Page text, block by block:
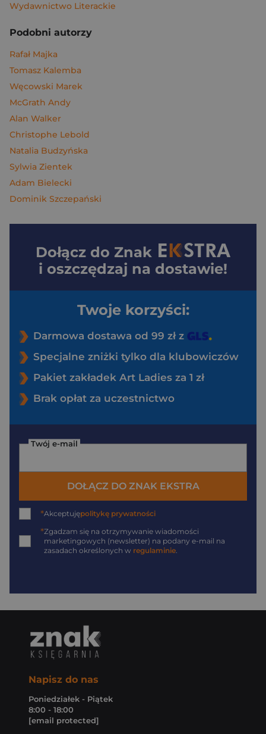
Wydawnictwo Literackie
Podobni autorzy
Rafał Majka
Tomasz Kalemba
Węcowski Marek
McGrath Andy
Alan Walker
Christophe Lebold
Natalia Budzyńska
Sylwia Zientek
Adam Bielecki
Dominik Szczepański
Dołącz do Znak
i oszczędzaj na dostawie!
Twoje korzyści:
Darmowa dostawa od 99 zł z
Specjalne zniżki tylko dla klubowiczów
Pakiet zakładek Art Ladies za 1 zł
Brak opłat za uczestnictwo
Twój e-mail
DOŁĄCZ DO ZNAK EKSTRA
*Akceptujępolitykę prywatności
*Zgadzam się na otrzymywanie wiadomości
marketingowych (newsletter) na podany e-mail na
zasadach określonych w regulaminie.
Napisz do nas
Poniedziałek - Piątek
8:00 - 18:00
[email protected]